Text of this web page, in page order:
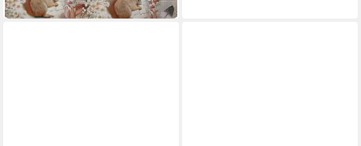
in 2-3 Werktagen bei dir